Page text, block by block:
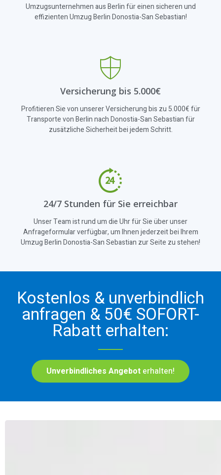
Umzugsunternehmen aus Berlin für einen sicheren und
effizienten Umzug Berlin Donostia-San Sebastian!
Versicherung bis 5.000€
Profitieren Sie von unserer Versicherung bis zu 5.000€ für
Transporte von Berlin nach Donostia-San Sebastian für
zusätzliche Sicherheit bei jedem Schritt.
24/7 Stunden für Sie erreichbar
Unser Team ist rund um die Uhr für Sie über unser
Anfrageformular verfügbar, um Ihnen jederzeit bei Ihrem
Umzug Berlin Donostia-San Sebastian zur Seite zu stehen!
Kostenlos & unverbindlich
anfragen & 50€ SOFORT-
Rabatt erhalten:
Unverbindliches Angebot erhalten!